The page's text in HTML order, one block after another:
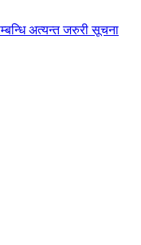
अत्यन्त जरुरी सूचना